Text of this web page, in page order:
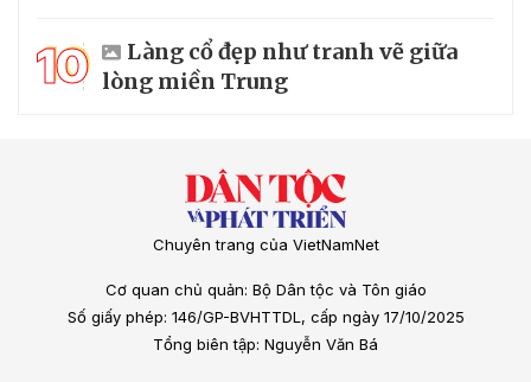
10
Làng cổ đẹp như tranh vẽ giữa
lòng miền Trung
Chuyên trang của VietNamNet
Cơ quan chủ quản: Bộ Dân tộc và Tôn giáo
Số giấy phép: 146/GP-BVHTTDL, cấp ngày 17/10/2025
Tổng biên tập: Nguyễn Văn Bá